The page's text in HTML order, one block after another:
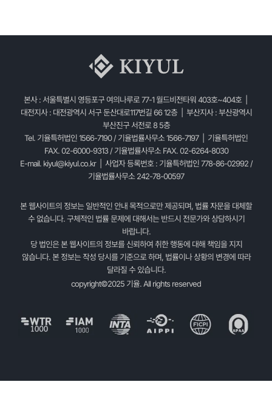
본사 : 서울특별시 영등포구 여의나루로 77-1 월드비전타워 403호~404호 |
대전지사 : 대전광역시 서구 둔산대로117번길 66 12층 | 부산지사 : 부산광역시
부산진구 서전로 8 5층
Tel. 기율특허법인 1566-7190 / 기율법률사무소 1566-7197 | 기율특허법인
FAX. 02-6000-9313 / 기율법률사무소 FAX. 02-6264-8030
E-mail. kiyul@kiyul.co.kr| 사업자 등록번호 : 기율특허법인 778-86-02992 /
기율법률사무소 242-78-00597
본 웹사이트의 정보는 일반적인 안내 목적으로만 제공되며, 법률 자문을 대체할
수 없습니다. 구체적인 법률 문제에 대해서는 반드시 전문가와 상담하시기
바랍니다.
당 법인은 본 웹사이트의 정보를 신뢰하여 취한 행동에 대해 책임을 지지
않습니다. 본 정보는 작성 당시를 기준으로 하며, 법률이나 상황의 변경에 따라
달라질 수 있습니다.
copyright©2025 기율. All rights reserved